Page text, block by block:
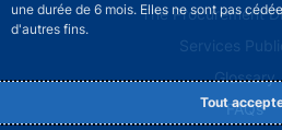
une durée de 6 mois. Elles ne sont pas
d'autres fins.
Tout
The Procurement
Services
Glossary
FAQs